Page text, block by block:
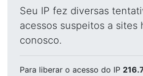
Seu IP fez diversas
acessos suspeitos a sites
conosco.
Para liberar o acesso do IP